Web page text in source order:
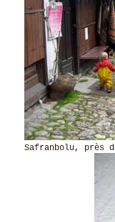
Safranbolu, près